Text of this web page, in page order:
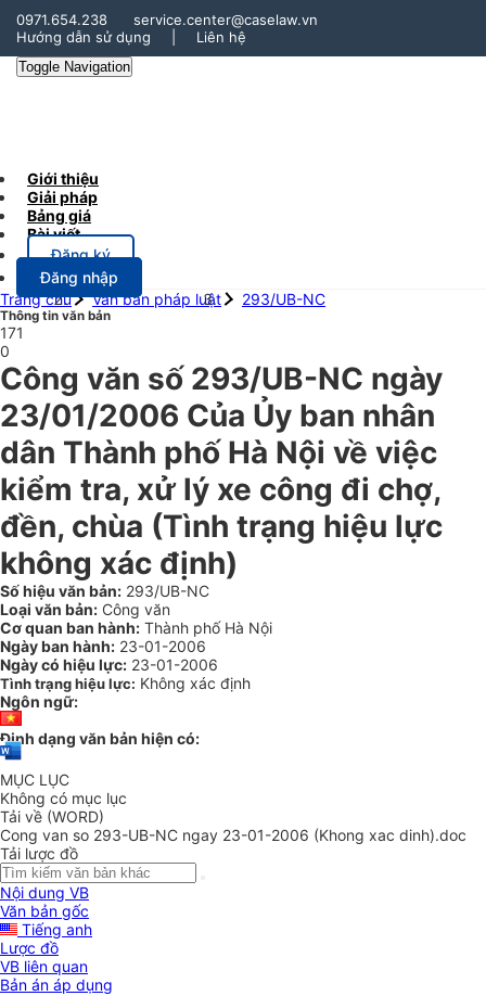
0971.654.238
service.center@caselaw.vn
Hướng dẫn sử dụng
Liên hệ
Toggle Navigation
Giới thiệu
Giải pháp
Bảng giá
Bài viết
Đăng ký
Đăng nhập
Trang chủ
Văn bản pháp luật 293/UB-NC
Thông tin văn bản
171
0
Công văn số 293/UB-NC ngày
23/01/2006 Của Ủy ban nhân
dân Thành phố Hà Nội về việc
kiểm tra, xử lý xe công đi chợ,
đền, chùa (Tình trạng hiệu lực
không xác định)
Số hiệu văn bản: 293/UB-NC
Loại văn bản: Công văn
Cơ quan ban hành: Thành phố Hà Nội
Ngày ban hành: 23-01-2006
Ngày có hiệu lực: 23-01-2006
Tình trạng hiệu lực: Không xác định
Ngôn ngữ:
Định dạng văn bản hiện có:
MỤC LỤC
Không có mục lục
Tải về (WORD)
Cong van so 293-UB-NC ngay 23-01-2006 (Khong xac dinh).doc
Tải lược đồ
Nội dung VB
Văn bản gốc
Tiếng anh
Lược đồ
VB liên quan
Bản án áp dụng